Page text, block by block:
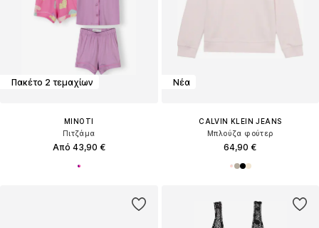
Πακέτο 2 τεμαχίων
MINOTI
Πιτζάμα
Από 43,90 €
Νέα
CALVIN KLEIN JEANS
Μπλούζα φούτερ
64,90 €